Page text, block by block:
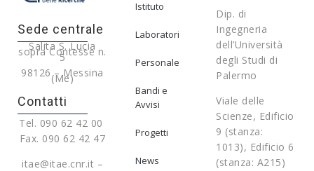
Sede centrale
Salita S. Lucia
sopra Contesse n.
5
98126 – Messina
(Me)
Contatti
Tel. 090 62 42 00
Fax. 090 62 42 47
itae@itae.cnr.it –
Istituto
Laboratori
Personale
Bandi e
Avvisi
Progetti
News
Dip. di
Ingegneria
dell’Università
degli Studi di
Palermo
Viale delle
Scienze, Edificio
9 (stanza:
1013), Edificio 6
(stanza: A215)